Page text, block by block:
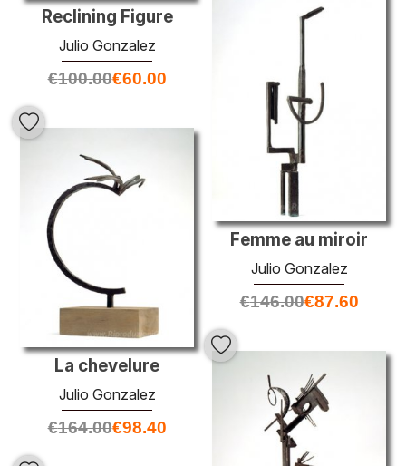
Reclining Figure
Julio Gonzalez
€100.00€60.00
Femme au miroir
Julio Gonzalez
€146.00€87.60
La chevelure
Julio Gonzalez
€164.00€98.40